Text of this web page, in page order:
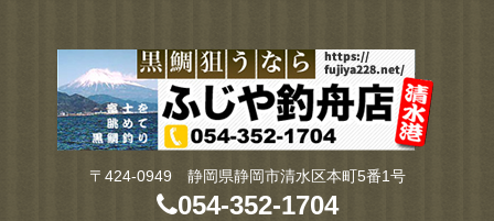
〒424-0949 静岡県静岡市清水区本町5番1号
054-352-1704